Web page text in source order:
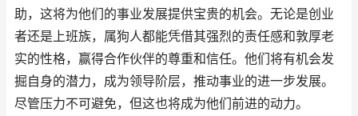
助，这将为他们的事业发展提供宝贵的机会。无论是创业
者还是上班族，属狗人都能凭借其强烈的责任感和敦厚老
实的性格，赢得合作伙伴的尊重和信任。他们将有机会发
掘自身的潜力，成为领导阶层，推动事业的进一步发展。
尽管压力不可避免，但这也将成为他们前进的动力。